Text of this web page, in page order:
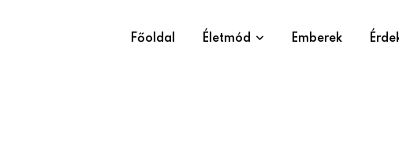
Főoldal Életmód Emberek